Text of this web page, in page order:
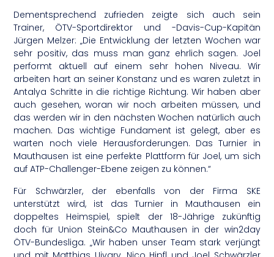
Dementsprechend zufrieden zeigte sich auch sein
Trainer, ÖTV-Sportdirektor und -Davis-Cup-Kapitän
Jürgen Melzer: „Die Entwicklung der letzten Wochen war
sehr positiv, das muss man ganz ehrlich sagen. Joel
performt aktuell auf einem sehr hohen Niveau. Wir
arbeiten hart an seiner Konstanz und es waren zuletzt in
Antalya Schritte in die richtige Richtung. Wir haben aber
auch gesehen, woran wir noch arbeiten müssen, und
das werden wir in den nächsten Wochen natürlich auch
machen. Das wichtige Fundament ist gelegt, aber es
warten noch viele Herausforderungen. Das Turnier in
Mauthausen ist eine perfekte Plattform für Joel, um sich
auf ATP-Challenger-Ebene zeigen zu können.“
Für Schwärzler, der ebenfalls von der Firma SKE
unterstützt wird, ist das Turnier in Mauthausen ein
doppeltes Heimspiel, spielt der 18-Jährige zukünftig
doch für Union Stein&Co Mauthausen in der win2day
ÖTV-Bundesliga. „Wir haben unser Team stark verjüngt